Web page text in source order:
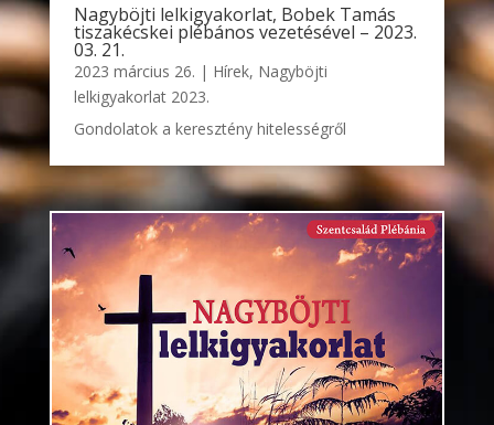
Nagyböjti lelkigyakorlat, Bobek Tamás
tiszakécskei plébános vezetésével – 2023.
03. 21.
2023 március 26. | Hírek, Nagyböjti
lelkigyakorlat 2023.
Gondolatok a keresztény hitelességről